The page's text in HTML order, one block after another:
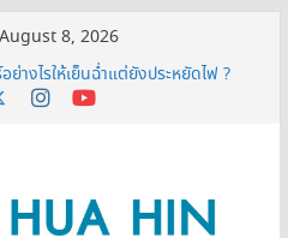
8, 2026
ร์ ดียังไง ทำไมต้องมีติดบ้าน ?
างไรให้เย็นฉ่ำแต่ยังประหยัดไฟ ?
2026